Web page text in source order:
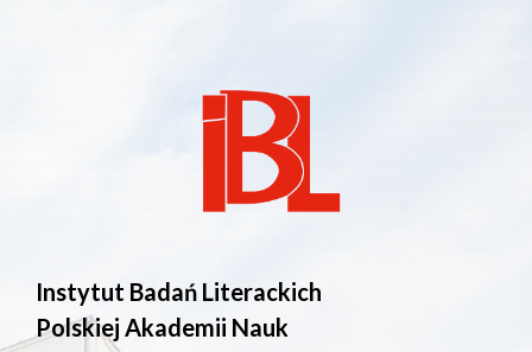
Instytut Badań Literackich
Polskiej Akademii Nauk